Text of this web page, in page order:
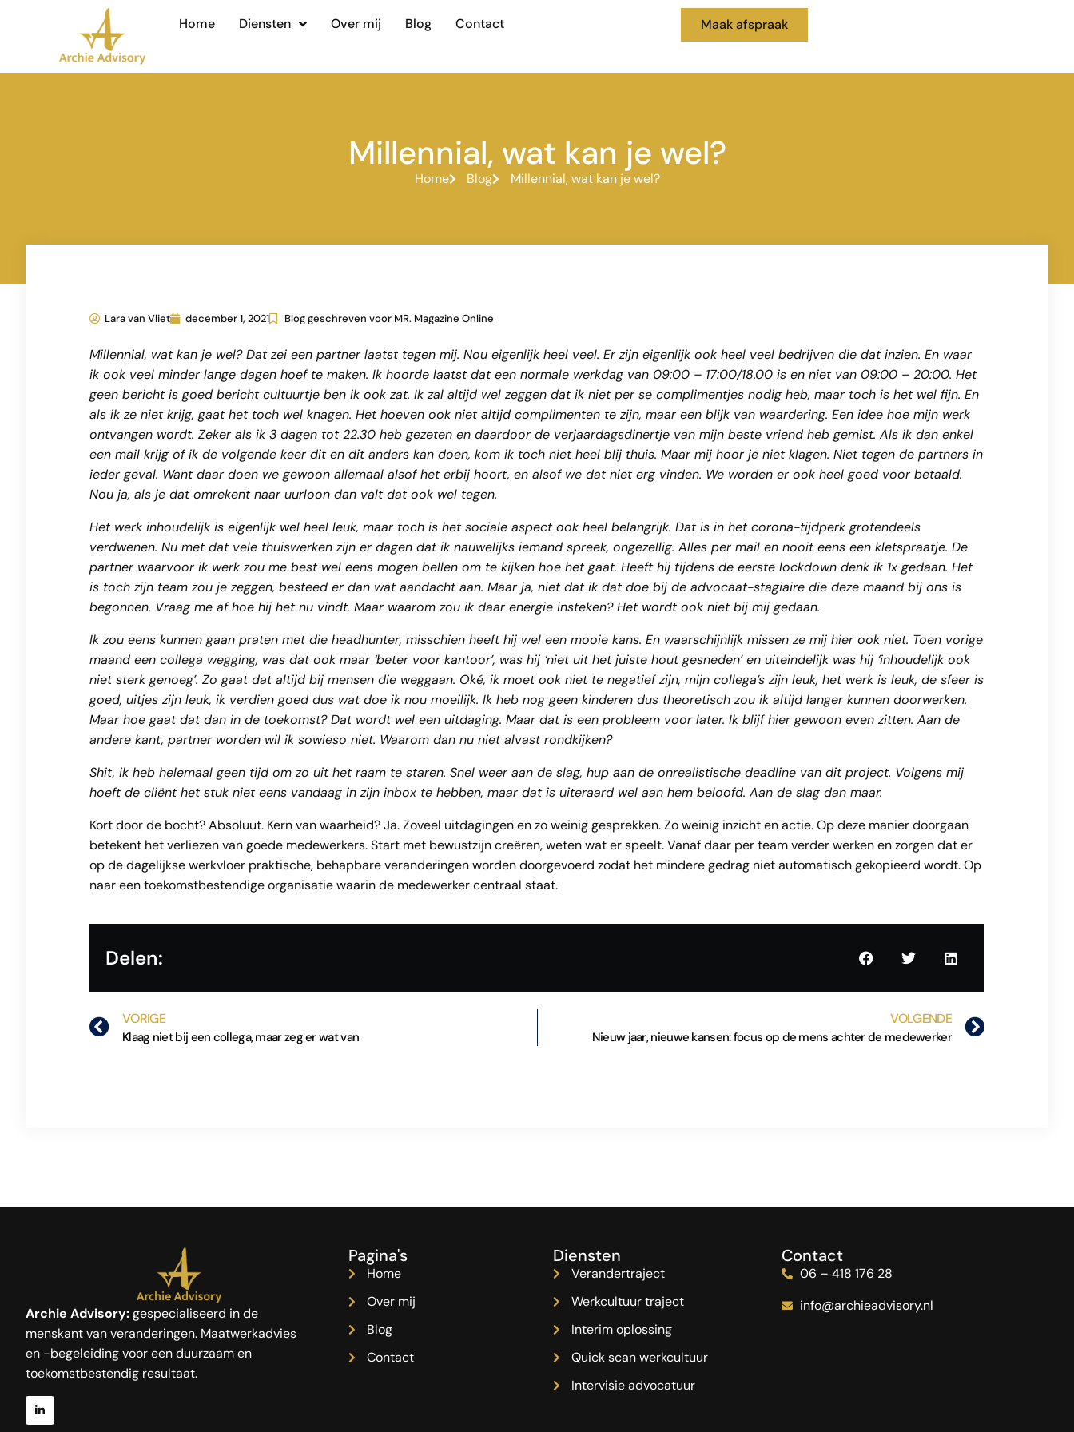
Home Diensten Over mij Blog Contact Maak afspraak
Millennial, wat kan je wel?
Home Blog Millennial, wat kan je wel?
Lara van Vliet december 1, 2021 Blog geschreven voor MR. Magazine Online
Millennial, wat kan je wel? Dat zei een partner laatst tegen mij. Nou eigenlijk heel veel. Er zijn eigenlijk ook heel veel bedrijven die dat inzien. En waar
ik ook veel minder lange dagen hoef te maken. Ik hoorde laatst dat een normale werkdag van 09:00 – 17:00/18.00 is en niet van 09:00 – 20:00. Het
geen bericht is goed bericht cultuurtje ben ik ook zat. Ik zal altijd wel zeggen dat ik niet per se complimentjes nodig heb, maar toch is het wel fijn. En
als ik ze niet krijg, gaat het toch wel knagen. Het hoeven ook niet altijd complimenten te zijn, maar een blijk van waardering. Een idee hoe mijn werk
ontvangen wordt. Zeker als ik 3 dagen tot 22.30 heb gezeten en daardoor de verjaardagsdinertje van mijn beste vriend heb gemist. Als ik dan enkel
een mail krijg of ik de volgende keer dit en dit anders kan doen, kom ik toch niet heel blij thuis. Maar mij hoor je niet klagen. Niet tegen de partners in
ieder geval. Want daar doen we gewoon allemaal alsof het erbij hoort, en alsof we dat niet erg vinden. We worden er ook heel goed voor betaald.
Nou ja, als je dat omrekent naar uurloon dan valt dat ook wel tegen.
Het werk inhoudelijk is eigenlijk wel heel leuk, maar toch is het sociale aspect ook heel belangrijk. Dat is in het corona-tijdperk grotendeels
verdwenen. Nu met dat vele thuiswerken zijn er dagen dat ik nauwelijks iemand spreek, ongezellig. Alles per mail en nooit eens een kletspraatje. De
partner waarvoor ik werk zou me best wel eens mogen bellen om te kijken hoe het gaat. Heeft hij tijdens de eerste lockdown denk ik 1x gedaan. Het
is toch zijn team zou je zeggen, besteed er dan wat aandacht aan. Maar ja, niet dat ik dat doe bij de advocaat-stagiaire die deze maand bij ons is
begonnen. Vraag me af hoe hij het nu vindt. Maar waarom zou ik daar energie insteken? Het wordt ook niet bij mij gedaan.
Ik zou eens kunnen gaan praten met die headhunter, misschien heeft hij wel een mooie kans. En waarschijnlijk missen ze mij hier ook niet. Toen vorige
maand een collega wegging, was dat ook maar ‘beter voor kantoor’, was hij ‘niet uit het juiste hout gesneden’ en uiteindelijk was hij ‘inhoudelijk ook
niet sterk genoeg’. Zo gaat dat altijd bij mensen die weggaan. Oké, ik moet ook niet te negatief zijn, mijn collega’s zijn leuk, het werk is leuk, de sfeer is
goed, uitjes zijn leuk, ik verdien goed dus wat doe ik nou moeilijk. Ik heb nog geen kinderen dus theoretisch zou ik altijd langer kunnen doorwerken.
Maar hoe gaat dat dan in de toekomst? Dat wordt wel een uitdaging. Maar dat is een probleem voor later. Ik blijf hier gewoon even zitten. Aan de
andere kant, partner worden wil ik sowieso niet. Waarom dan nu niet alvast rondkijken?
Shit, ik heb helemaal geen tijd om zo uit het raam te staren. Snel weer aan de slag, hup aan de onrealistische deadline van dit project. Volgens mij
hoeft de cliënt het stuk niet eens vandaag in zijn inbox te hebben, maar dat is uiteraard wel aan hem beloofd. Aan de slag dan maar.
Kort door de bocht? Absoluut. Kern van waarheid? Ja. Zoveel uitdagingen en zo weinig gesprekken. Zo weinig inzicht en actie. Op deze manier doorgaan
betekent het verliezen van goede medewerkers. Start met bewustzijn creëren, weten wat er speelt. Vanaf daar per team verder werken en zorgen dat er
op de dagelijkse werkvloer praktische, behapbare veranderingen worden doorgevoerd zodat het mindere gedrag niet automatisch gekopieerd wordt. Op
naar een toekomstbestendige organisatie waarin de medewerker centraal staat.
Delen:
VORIGE
Klaag niet bij een collega, maar zeg er wat van
VOLGENDE
Nieuw jaar, nieuwe kansen: focus op de mens achter de medewerker
Archie Advisory:gespecialiseerd in de
menskant van veranderingen. Maatwerkadvies
en -begeleiding voor een duurzaam en
toekomstbestendig resultaat.
Pagina's
Home
Over mij
Blog
Contact
Diensten
Verandertraject
Werkcultuur traject
Interim oplossing
Quick scan werkcultuur
Intervisie advocatuur
Contact
06 – 418 176 28
info@archieadvisory.nl